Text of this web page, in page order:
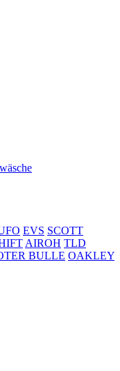
EVS SCOTT
AIROH TLD
BULLE OAKLEY